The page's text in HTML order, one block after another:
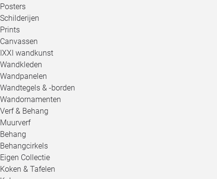
Posters
Schilderijen
Prints
Canvassen
IXXI wandkunst
Wandkleden
Wandpanelen
Wandtegels & -borden
Wandornamenten
Verf & Behang
Muurverf
Behang
Behangcirkels
Eigen Collectie
Koken & Tafelen